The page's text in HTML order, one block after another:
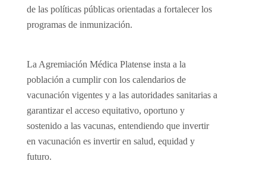
de las políticas públicas orientadas a fortalecer los
programas de inmunización.
La Agremiación Médica Platense insta a la
población a cumplir con los calendarios de
vacunación vigentes y a las autoridades sanitarias a
garantizar el acceso equitativo, oportuno y
sostenido a las vacunas, entendiendo que invertir
en vacunación es invertir en salud, equidad y
futuro.